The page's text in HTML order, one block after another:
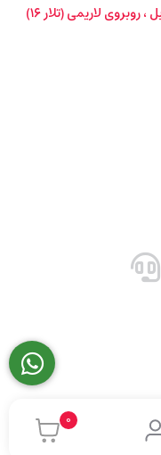
0
لاریمی (تلار ۱۶)